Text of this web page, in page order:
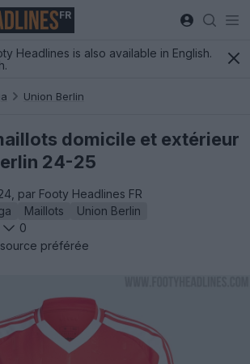
FR
Headlines is also available in English.
Union Berlin
domicile et extérieur
24-25
par Footy Headlines FR
Maillots
Union Berlin
0
préférée